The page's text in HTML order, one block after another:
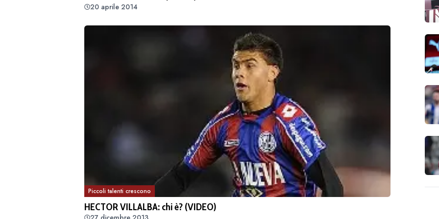
20 aprile 2014
Piccoli talenti crescono
HECTOR VILLALBA: chi è? (VIDEO)